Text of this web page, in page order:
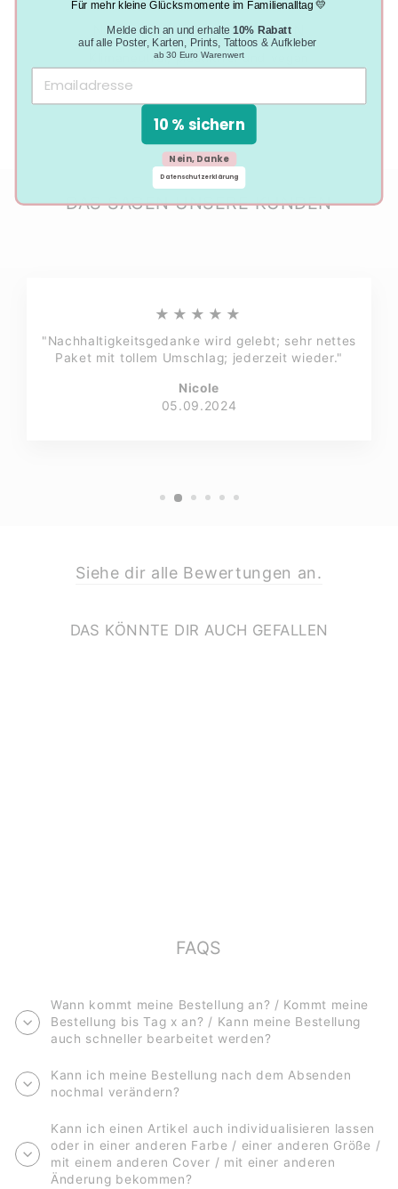
NACHHALTIGE PRODUKTION
Klimaneutral, plastikfrei und vegan
DAS SAGEN UNSERE KUNDEN
★★★★★
"Nachhaltigkeitsgedanke wird gelebt; sehr nettes
Paket mit tollem Umschlag; jederzeit wieder."
Nicole
05.09.2024
Siehe dir alle Bewertungen an.
DAS KÖNNTE DIR AUCH GEFALLEN
FAQS
Wann kommt meine Bestellung an? / Kommt meine
Bestellung bis Tag x an? / Kann meine Bestellung
auch schneller bearbeitet werden?
Kann ich meine Bestellung nach dem Absenden
nochmal verändern?
Kann ich einen Artikel auch individualisieren lassen
oder in einer anderen Farbe / einer anderen Größe /
mit einem anderen Cover / mit einer anderen
Änderung bekommen?
Für mehr kleine Glücksmomente im Familienalltag 💛
Melde dich an und erhalte10% Rabatt
auf alle Poster, Karten, Prints, Tattoos & Aufkleber
ab 30 Euro Warenwert
10 % sichern
Nein, Danke
Datenschutzerklärung